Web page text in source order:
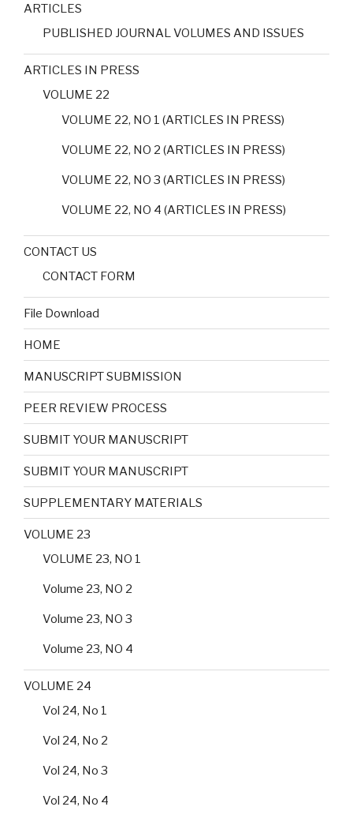
ARTICLES
PUBLISHED JOURNAL VOLUMES AND ISSUES
ARTICLES IN PRESS
VOLUME 22
VOLUME 22, NO 1 (ARTICLES IN PRESS)
VOLUME 22, NO 2 (ARTICLES IN PRESS)
VOLUME 22, NO 3 (ARTICLES IN PRESS)
VOLUME 22, NO 4 (ARTICLES IN PRESS)
CONTACT US
CONTACT FORM
File Download
HOME
MANUSCRIPT SUBMISSION
PEER REVIEW PROCESS
SUBMIT YOUR MANUSCRIPT
SUBMIT YOUR MANUSCRIPT
SUPPLEMENTARY MATERIALS
VOLUME 23
VOLUME 23, NO 1
Volume 23, NO 2
Volume 23, NO 3
Volume 23, NO 4
VOLUME 24
Vol 24, No 1
Vol 24, No 2
Vol 24, No 3
Vol 24, No 4